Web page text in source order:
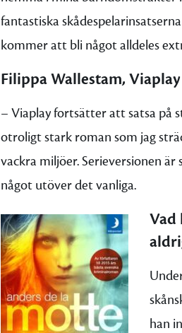
fantastiska
kommer att bli något alldeles
Filippa Wallestam,
– Viaplay fortsätter att satsa på
otroligt stark roman som jag
vackra miljöer. Serieversionen
något utöver det vanliga.
Vad
han